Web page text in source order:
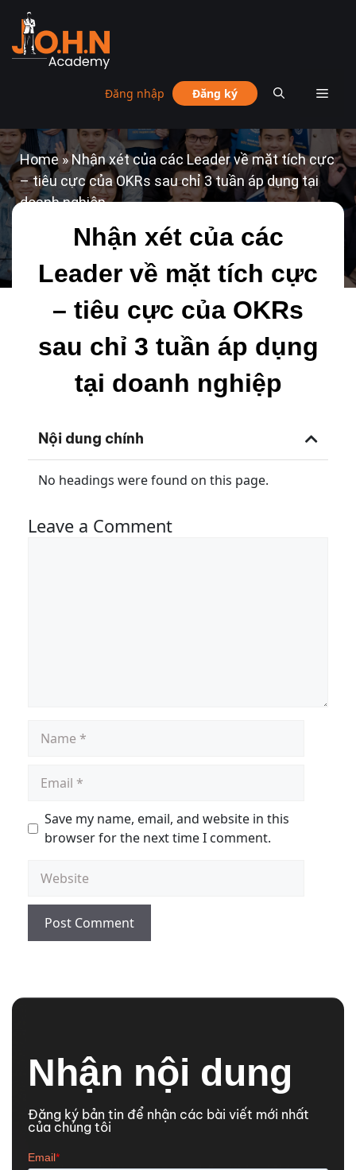
Đăng nhập Đăng ký
Home »Nhận xét của các Leader về mặt tích cực
– tiêu cực của OKRs sau chỉ 3 tuần áp dụng tại
doanh nghiệp
Nhận xét của các
Leader về mặt tích cực
– tiêu cực của OKRs
sau chỉ 3 tuần áp dụng
tại doanh nghiệp
Nội dung chính
No headings were found on this page.
Leave a Comment
Save my name, email, and website in this
browser for the next time I comment.
Nhận nội dung
Đăng ký bản tin để nhận các bài viết mới nhất
của chúng tôi